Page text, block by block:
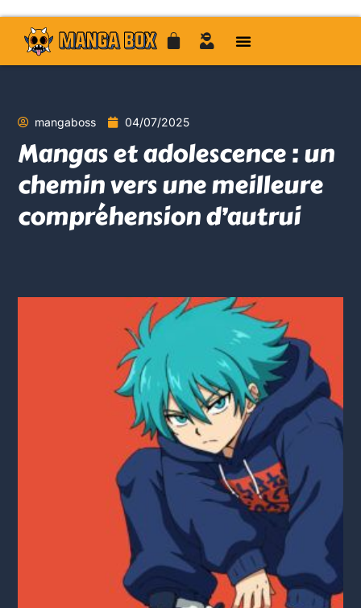
mangaboss 04/07/2025
Mangas et adolescence : un
chemin vers une meilleure
compréhension d’autrui